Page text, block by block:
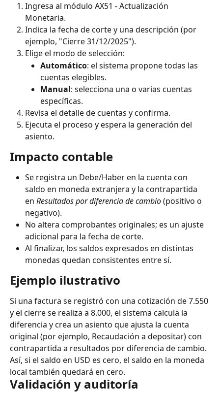
Ingresa al módulo AX51 - Actualización
Monetaria.
Indica la fecha de corte y una descripción (por
ejemplo, "Cierre 31/12/2025").
Elige el modo de selección:
Automático: el sistema propone todas las
cuentas elegibles.
Manual: selecciona una o varias cuentas
específicas.
Revisa el detalle de cuentas y confirma.
Ejecuta el proceso y espera la generación del
asiento.
Impacto contable
Se registra un Debe/Haber en la cuenta con
saldo en moneda extranjera y la contrapartida
en Resultados por diferencia de cambio (positivo o
negativo).
No altera comprobantes originales; es un ajuste
adicional para la fecha de corte.
Al finalizar, los saldos expresados en distintas
monedas quedan consistentes entre sí.
Ejemplo ilustrativo
Si una factura se registró con una cotización de 7.550
y el cierre se realiza a 8.000, el sistema calcula la
diferencia y crea un asiento que ajusta la cuenta
original (por ejemplo, Recaudación a depositar) con
contrapartida a resultados por diferencia de cambio.
Así, si el saldo en USD es cero, el saldo en la moneda
local también quedará en cero.
Validación y auditoría